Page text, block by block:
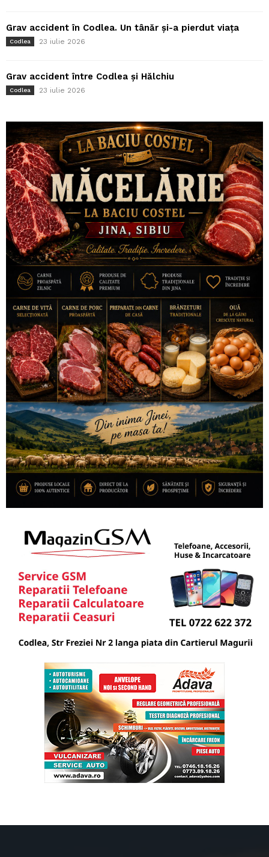
Grav accident în Codlea. Un tânăr și-a pierdut viața
Codlea 23 iulie 2026
Grav accident între Codlea și Hălchiu
Codlea 23 iulie 2026